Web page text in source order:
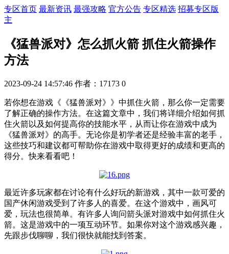
专区首页 最新资讯 最强攻略 官方公告 专区精选 招募专区版
主
《猛兽派对》怎么抓火箭 抓住火箭操作
方法
2023-09-24 14:57:46 作者：17173 0
若你想在游戏《《猛兽派对》》中抓住火箭，那么你一定需要
了解正确的操作方法。在这篇文章中，我们将详细介绍如何抓
住火箭以及如何提高你的技能水平，从而让你在游戏中成为
《猛兽派对》的高手。无论你是初学者还是经验丰富的老手，
这些技巧和建议都可帮助你在游戏中取得更好的成绩和更高的
得分。快来看看吧！
最近许多玩家都在讨论有什么好玩的新游戏，其中一款可爱的
国产休闲游戏受到了许多人的喜爱。在这个游戏中，画风可
爱，玩法也很简单。有许多人询问箭头派对游戏中如何抓住火
箭。这是游戏中的一项互动环节。如果你对这个游戏感兴趣，
先跟步伐聊聊，我们很快就能找到答案。